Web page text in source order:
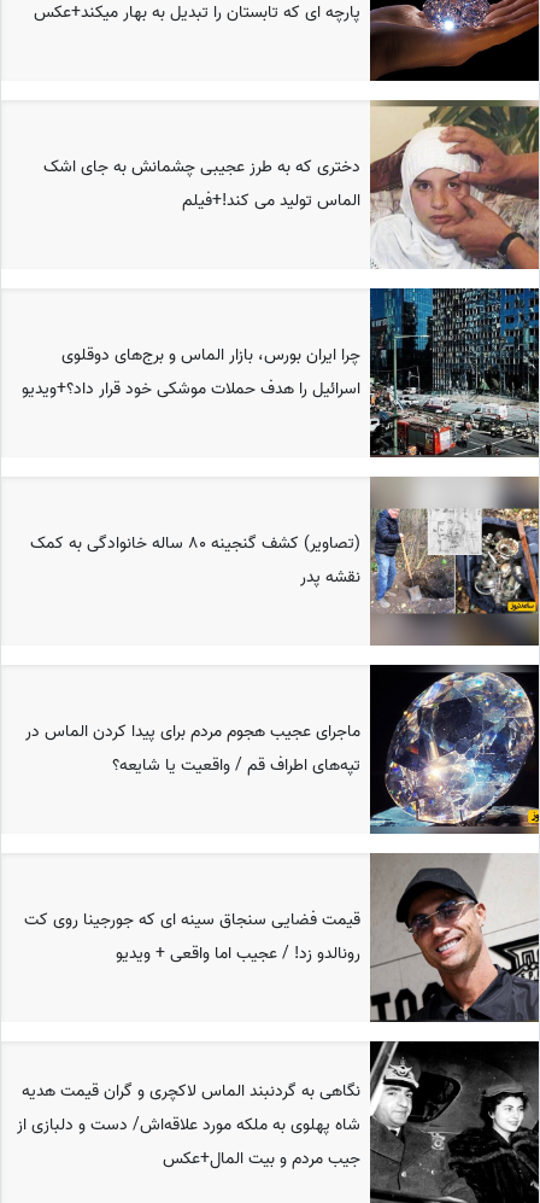
پارچه ای که تابستان را تبدیل به بهار میکند+عکس
دختری که به طرز عجیبی چشمانش به جای اشک
الماس تولید می کند!+فیلم
چرا ایران بورس، بازار الماس و برج‌های دوقلوی
اسرائیل را هدف حملات موشکی خود قرار داد؟+ویدیو
(تصاویر) کشف گنجینه 80 ساله خانوادگی به کمک
نقشه پدر
ماجرای عجیب هجوم مردم برای پیدا کردن الماس در
تپه‌های اطراف قم / واقعیت یا شایعه؟
قیمت فضایی سنجاق سینه ای که جورجینا روی کت
رونالدو زد! / عجیب اما واقعی + ویدیو
نگاهی به گردنبند الماس لاکچری و گران قیمت هدیه
شاه پهلوی به ملکه مورد علاقه‌اش/ دست و دلبازی از
جیب مردم و بیت المال+عکس